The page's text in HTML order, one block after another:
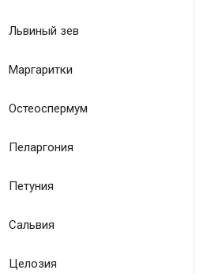
Львиный зев
Маргаритки
Остеоспермум
Пеларгония
Петуния
Сальвия
Целозия